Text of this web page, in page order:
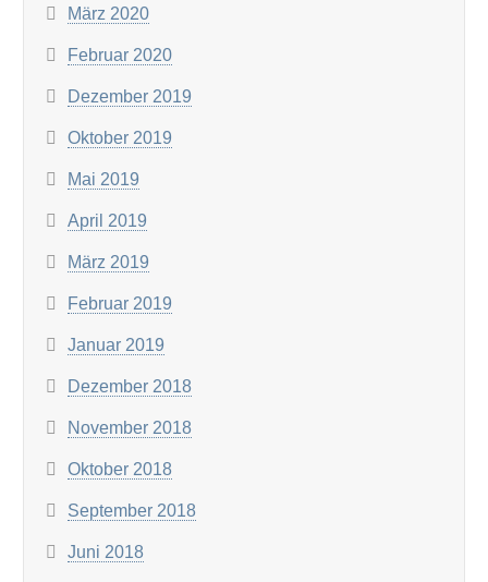
März 2020
Februar 2020
Dezember 2019
Oktober 2019
Mai 2019
April 2019
März 2019
Februar 2019
Januar 2019
Dezember 2018
November 2018
Oktober 2018
September 2018
Juni 2018